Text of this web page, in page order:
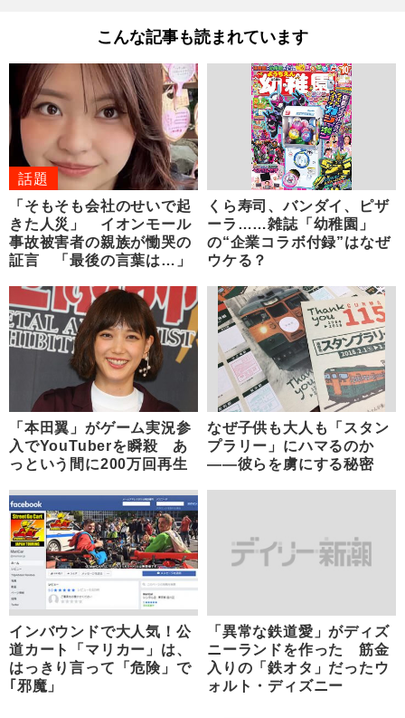
こんな記事も読まれています
話題
「そもそも会社のせいで起
きた人災」 イオンモール
事故被害者の親族が慟哭の
証言 「最後の言葉は…」
くら寿司、バンダイ、ピザ
ーラ……雑誌「幼稚園」
の“企業コラボ付録”はなぜ
ウケる？
「本田翼」がゲーム実況参
入でYouTuberを瞬殺 あ
っという間に200万回再生
なぜ子供も大人も「スタン
プラリー」にハマるのか
――彼らを虜にする秘密
インバウンドで大人気！公
道カート「マリカー」は、
はっきり言って「危険」で
｢邪魔」
「異常な鉄道愛」がディズ
ニーランドを作った 筋金
入りの「鉄オタ」だったウ
ォルト・ディズニー